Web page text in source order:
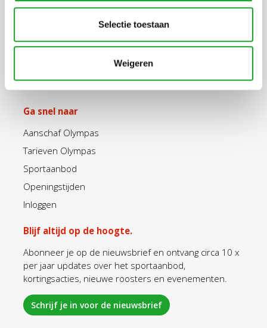
Selectie toestaan
Weigeren
Uppsalalaan 3, 3584 CT Utrecht
+31 30 2534471
Ga snel naar
Aanschaf Olympas
Tarieven Olympas
Sportaanbod
Openingstijden
Inloggen
Blijf altijd op de hoogte.
Abonneer je op de nieuwsbrief en ontvang circa 10 x
per jaar updates over het sportaanbod,
kortingsacties, nieuwe roosters en evenementen.
Schrijf je in voor de nieuwsbrief